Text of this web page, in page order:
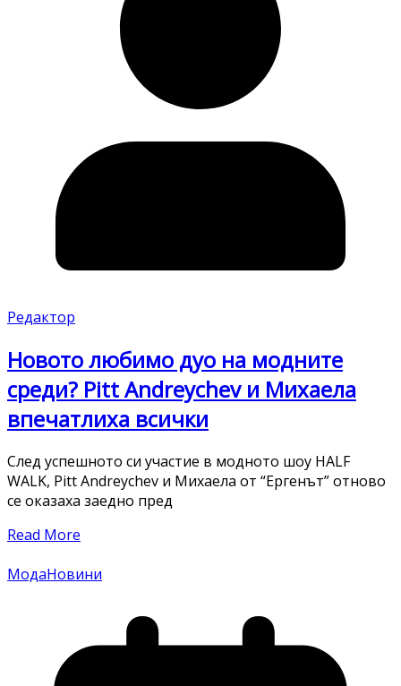
Редактор
Новото любимо дуо на модните
среди? Pitt Andreychev и Михаела
впечатлиха всички
След успешното си участие в модното шоу HALF
WALK, Pitt Andreychev и Михаела от “Ергенът” отново
се оказаха заедно пред
Read More
МодаНовини